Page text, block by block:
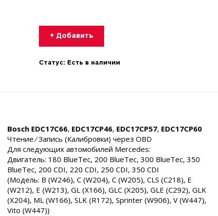
+ Добавить
Статус: Есть в наличии
Bosch EDC17C66, EDC17CP46, EDC17CP57, EDC17CP60
Чтение ⁄ Запись (Калибровки) через OBD
Для следующих автомобилей Mercedes:
Двигатель: 180 BlueTec, 200 BlueTec, 300 BlueTec, 350
BlueTec, 200 CDI, 220 CDI, 250 CDI, 350 CDI
(Модель: B (W246), C (W204), C (W205), CLS (C218), E
(W212), E (W213), GL (X166), GLC (X205), GLE (C292), GLK
(X204), ML (W166), SLK (R172), Sprinter (W906), V (W447),
Vito (W447))